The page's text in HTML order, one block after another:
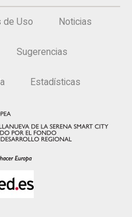
de Uso Noticias
Sugerencias
Estadísticas